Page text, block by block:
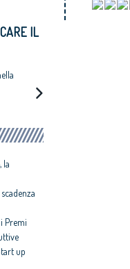
IL
la
Premi
up